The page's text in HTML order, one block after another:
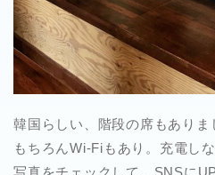
韓国らしい、階段の席もありま
もちろんWi-Fiもあり。充電し
写真をチェックして、SNSに